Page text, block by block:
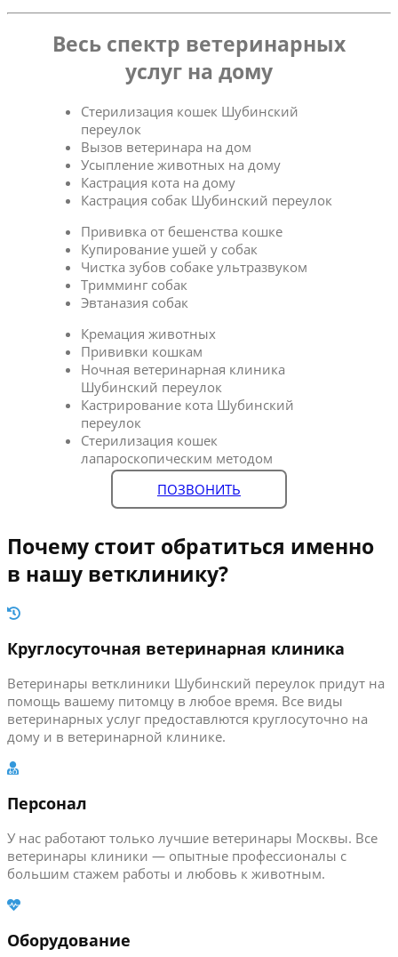
Весь спектр ветеринарных
услуг на дому
Стерилизация кошек Шубинский
переулок
Вызов ветеринара на дом
Усыпление животных на дому
Кастрация кота на дому
Кастрация собак Шубинский переулок
Прививка от бешенства кошке
Купирование ушей у собак
Чистка зубов собаке ультразвуком
Тримминг собак
Эвтаназия собак
Кремация животных
Прививки кошкам
Ночная ветеринарная клиника
Шубинский переулок
Кастрирование кота Шубинский
переулок
Стерилизация кошек
лапароскопическим методом
ПОЗВОНИТЬ
Почему стоит обратиться именно
в нашу ветклинику?
Круглосуточная ветеринарная клиника
Ветеринары ветклиники Шубинский переулок придут на
помощь вашему питомцу в любое время. Все виды
ветеринарных услуг предоставлются круглосуточно на
дому и в ветеринарной клинике.
Персонал
У нас работают только лучшие ветеринары Москвы. Все
ветеринары клиники — опытные профессионалы с
большим стажем работы и любовь к животным.
Оборудование